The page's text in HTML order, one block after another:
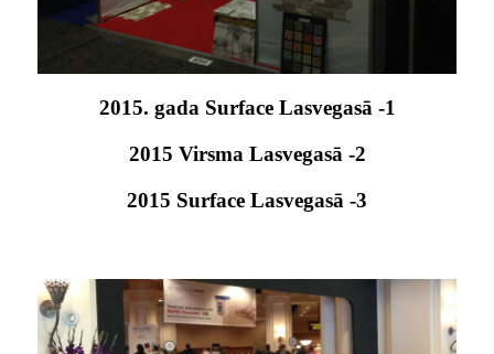
2015. gada Surface Lasvegasā -1
2015 Virsma Lasvegasā -2
2015 Surface Lasvegasā -3